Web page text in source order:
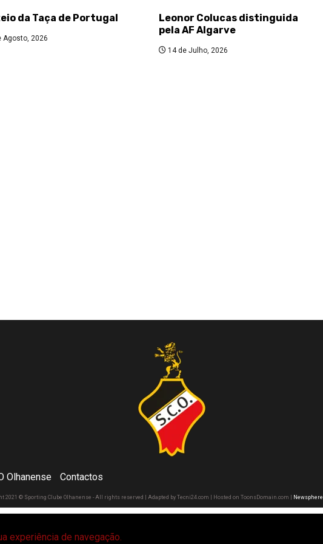
experiência de navegação.
da Taça de Portugal
Agosto, 2026
Leonor Colucas distinguida
pela AF Algarve
14 de Julho, 2026
Olhanense Contactos
2021 © Sporting Clube Olhanense - All rights reserved | Adapted by Tecni24.com | Hosted on ToonsDomain.com Newsphere